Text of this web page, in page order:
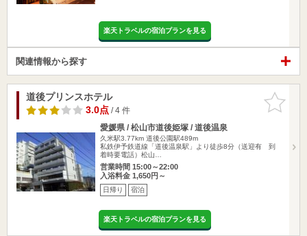
楽天トラベルの宿泊プランを見る
関連情報から探す
お気に入
りに追加
道後プリンスホテル
3.0点/ 4 件
愛媛県 / 松山市道後姫塚 / 道後温泉
久米駅3.77km 道後公園駅489m
私鉄伊予鉄道線「道後温泉駅」より徒歩8分（送迎有 到
着時要電話）松山…
営業時間 15:00～22:00
入浴料金 1,650円～
日帰り 宿泊
楽天トラベルの宿泊プランを見る